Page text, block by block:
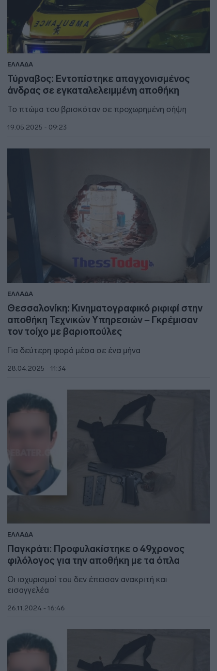
ΕΛΛΑΔΑ
Τύρναβος: Εντοπίστηκε απαγχονισμένος
άνδρας σε εγκαταλελειμμένη αποθήκη
Το πτώμα του βρισκόταν σε προχωρημένη σήψη
19.05.2025 - 09:23
ΕΛΛΑΔΑ
Θεσσαλονίκη: Κινηματογραφικό ριφιφί στην
αποθήκη Τεχνικών Υπηρεσιών – Γκρέμισαν
τον τοίχο με βαριοπούλες
Για δεύτερη φορά μέσα σε ένα μήνα
28.04.2025 - 11:34
ΕΛΛΑΔΑ
Παγκράτι: Προφυλακίστηκε ο 49χρονος
φιλόλογος για την αποθήκη με τα όπλα
Οι ισχυρισμοί του δεν έπεισαν ανακριτή και
εισαγγελέα
26.11.2024 - 16:46